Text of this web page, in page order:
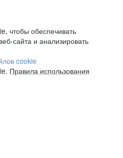
чтобы обеспечивать
сайта и анализировать
cookie
Правила использования